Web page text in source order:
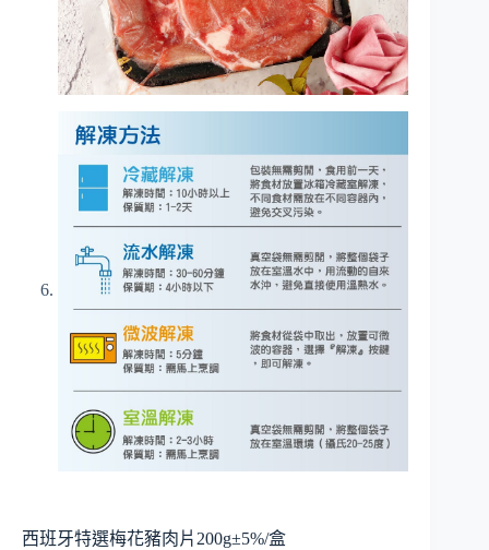
西班牙特選梅花豬肉片200g±5%/盒